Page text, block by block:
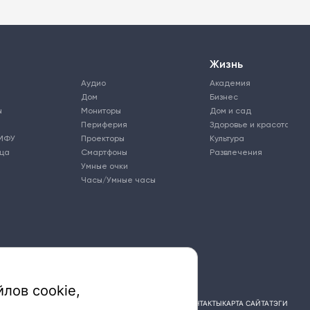
Аудио
Дом
Мониторы
Периферия
Проекторы
Смартфоны
Умные очки
Часы/Умные часы
Жизнь
Академия
Бизнес
Дом и сад
Здоровье и красота
Культура
Развлечения
КОНТАКТЫКАРТА САЙТАТЭГИ
cookie,